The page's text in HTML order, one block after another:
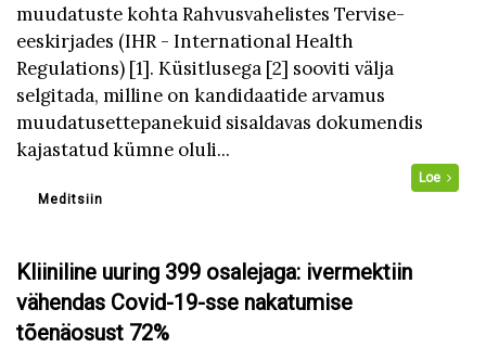
muudatuste kohta Rahvusvahelistes Tervise-
eeskirjades (IHR - International Health
Regulations) [1]. Küsitlusega [2] sooviti välja
selgitada, milline on kandidaatide arvamus
muudatusettepanekuid sisaldavas dokumendis
kajastatud kümne oluli...
Loe
Meditsiin
Kliiniline uuring 399 osalejaga: ivermektiin
vähendas Covid-19-sse nakatumise
tõenäosust 72%